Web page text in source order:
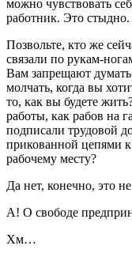
можно чувствовать
работник. Это
Позвольте, кто же
связали по рукам-
Вам запрещают
молчать, когда вы
то, как вы будете
работы, как рабов на
подписали трудовой
прикованной цепями
рабочему месту?
Да нет, конечно, это
А! О свободе
Хм…